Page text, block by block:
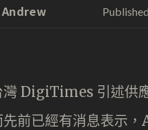
Andrew
灣 DigiTimes 引述供
先前已經有消息表示